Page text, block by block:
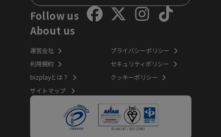
Follow us
About us
運営会社
利用規約
bizplayとは？
サイトマップ
プライバシーポリシー
セキュリティポリシー
クッキーポリシー